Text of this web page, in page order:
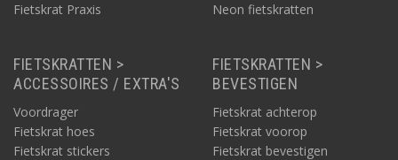
Fietskrat Praxis
Neon fietskratten
FIETSKRATTEN >
ACCESSOIRES / EXTRA'S
Voordrager
Fietskrat hoes
Fietskrat stickers
FIETSKRATTEN >
BEVESTIGEN
Fietskrat achterop
Fietskrat voorop
Fietskrat bevestigen